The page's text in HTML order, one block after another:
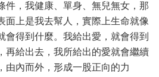
件，我健康、單身、無兒無女，那
面上是我去幫人，實際上生命就像
會得到什麼。我給出愛，就會得到
再給出去，我所給出的愛就會繼續
由內而外，形成一股正向的力